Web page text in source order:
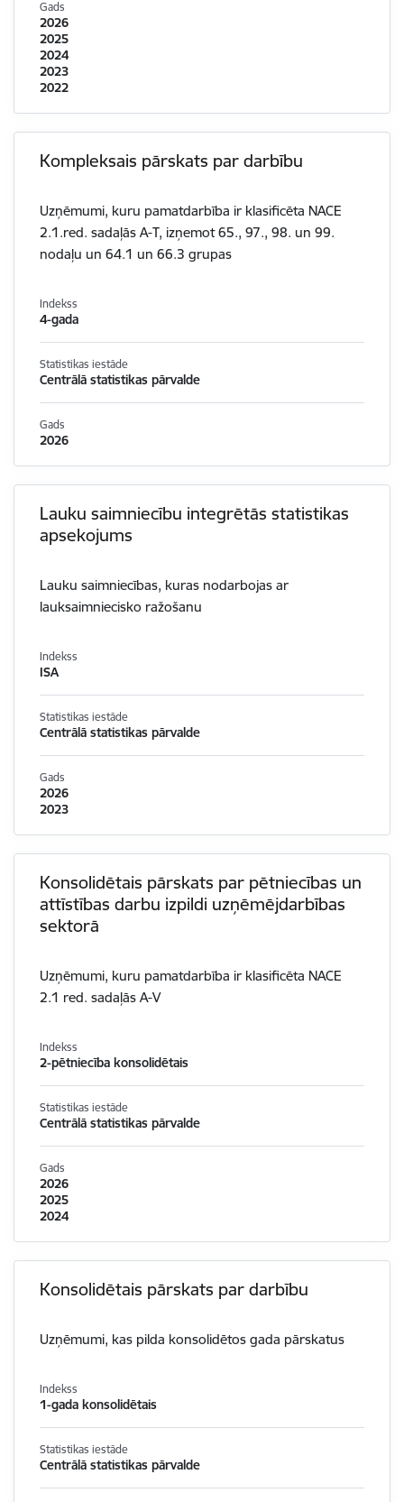
Gads
2026
2025
2024
2023
2022
Kompleksais pārskats par darbību
Uzņēmumi, kuru pamatdarbība ir klasificēta NACE
2.1.red. sadaļās A-T, izņemot 65., 97., 98. un 99.
nodaļu un 64.1 un 66.3 grupas
Indekss
4-gada
Statistikas iestāde
Centrālā statistikas pārvalde
Gads
2026
Lauku saimniecību integrētās statistikas
apsekojums
Lauku saimniecības, kuras nodarbojas ar
lauksaimniecisko ražošanu
Indekss
ISA
Statistikas iestāde
Centrālā statistikas pārvalde
Gads
2026
2023
Konsolidētais pārskats par pētniecības un
attīstības darbu izpildi uzņēmējdarbības
sektorā
Uzņēmumi, kuru pamatdarbība ir klasificēta NACE
2.1 red. sadaļās A-V
Indekss
2-pētniecība konsolidētais
Statistikas iestāde
Centrālā statistikas pārvalde
Gads
2026
2025
2024
Konsolidētais pārskats par darbību
Uzņēmumi, kas pilda konsolidētos gada pārskatus
Indekss
1-gada konsolidētais
Statistikas iestāde
Centrālā statistikas pārvalde